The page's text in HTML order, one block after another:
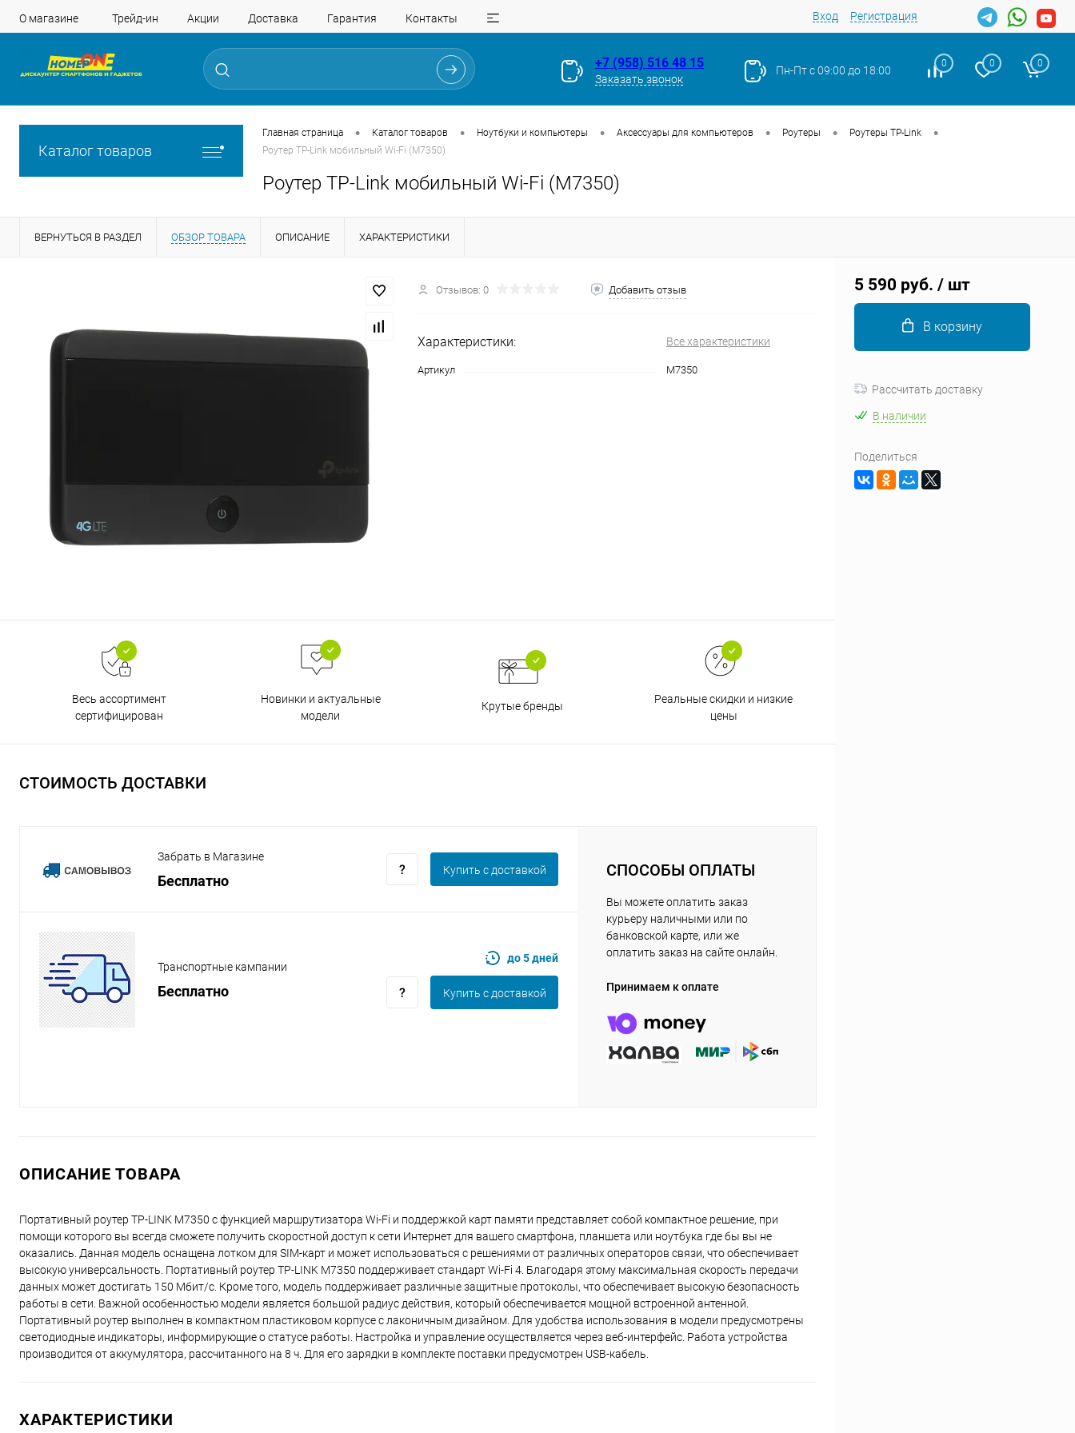
О магазине Трейд-ин Акции Доставка Гарантия Контакты Вход Регистрация
+7 (958) 516 48 15
Заказать звонок
Пн-Пт с 09:00 до 18:00
0 0 0
Каталог товаров
Главная страница • Каталог товаров • Ноутбуки и компьютеры • Аксессуары для компьютеров • Роутеры • Роутеры TP-Link •
Роутер TP-Link мобильный Wi-Fi (M7350)
Роутер TP-Link мобильный Wi-Fi (M7350)
ВЕРНУТЬСЯ В РАЗДЕЛ ОБЗОР ТОВАРА ОПИСАНИЕ ХАРАКТЕРИСТИКИ
Отзывов: 0 Добавить отзыв
Характеристики: Все характеристики
Артикул M7350
Весь ассортимент
сертифицирован
Новинки и актуальные
модели
Крутые бренды
Реальные скидки и низкие
цены
СТОИМОСТЬ ДОСТАВКИ
Забрать в Магазине
Бесплатно
Купить c доставкой
Транспортные кампании
Бесплатно
до 5 дней
Купить c доставкой
СПОСОБЫ ОПЛАТЫ
Вы можете оплатить заказ
курьеру наличными или по
банковской карте, или же
оплатить заказ на сайте онлайн.
Принимаем к оплате
ОПИСАНИЕ ТОВАРА
Портативный роутер TP-LINK M7350 с функцией маршрутизатора Wi-Fi и поддержкой карт памяти представляет собой компактное решение, при
помощи которого вы всегда сможете получить скоростной доступ к сети Интернет для вашего смартфона, планшета или ноутбука где бы вы не
оказались. Данная модель оснащена лотком для SIM-карт и может использоваться с решениями от различных операторов связи, что обеспечивает
высокую универсальность. Портативный роутер TP-LINK M7350 поддерживает стандарт Wi-Fi 4. Благодаря этому максимальная скорость передачи
данных может достигать 150 Мбит/с. Кроме того, модель поддерживает различные защитные протоколы, что обеспечивает высокую безопасность
работы в сети. Важной особенностью модели является большой радиус действия, который обеспечивается мощной встроенной антенной.
Портативный роутер выполнен в компактном пластиковом корпусе с лаконичным дизайном. Для удобства использования в модели предусмотрены
светодиодные индикаторы, информирующие о статусе работы. Настройка и управление осуществляется через веб-интерфейс. Работа устройства
производится от аккумулятора, рассчитанного на 8 ч. Для его зарядки в комплекте поставки предусмотрен USB-кабель.
ХАРАКТЕРИСТИКИ
5 590 руб. / шт
В корзину
Рассчитать доставку
В наличии
Поделиться
Разбейтеоплату
на части
Подробнее об оплате Плайтом
раз в 2
недели
раз в 2 недели
Остались вопросы?
8 800 302-02-51